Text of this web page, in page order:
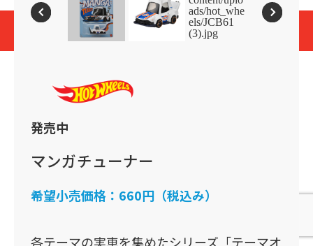
発売中
マンガチューナー
希望小売価格： 660円（税込み）
各テーマの実車を集めたシリーズ「テーマオ
page top